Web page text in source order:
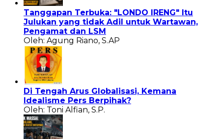
Tanggapan Terbuka: "LONDO IRENG" Itu
Julukan yang tidak Adil untuk Wartawan,
Pengamat dan LSM
Oleh: Agung Riano, S.AP
Di Tengah Arus Globalisasi, Kemana
Idealisme Pers Berpihak?
Oleh: Toni Alfian, S.P.